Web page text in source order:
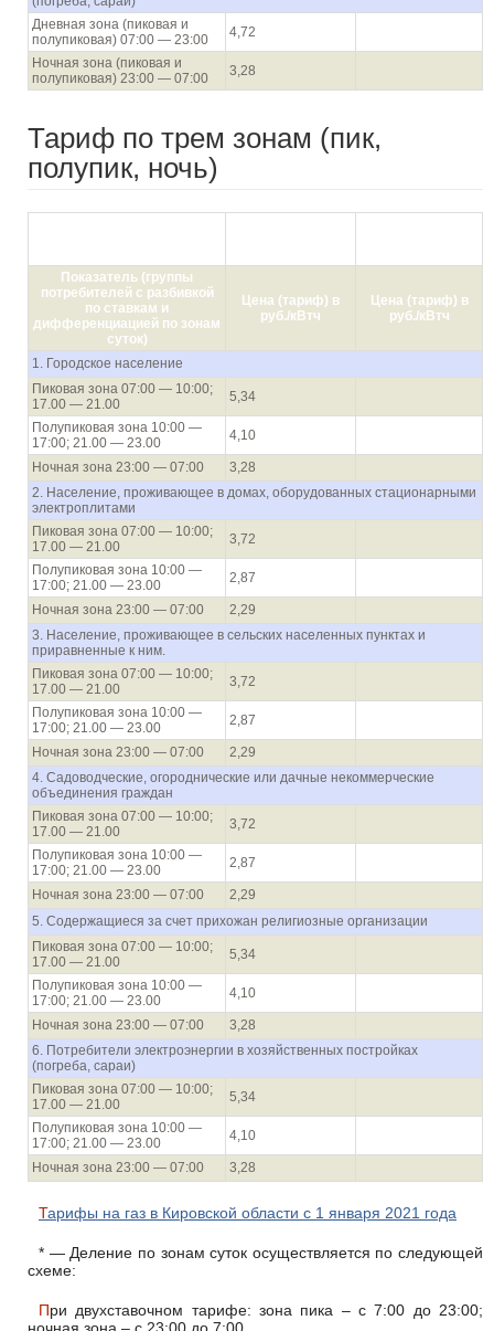
Дневная зона (пиковая и
полупиковая) 07:00 — 23:00
4,72
Ночная зона (пиковая и
полупиковая) 23:00 — 07:00
3,28
Тариф по трем зонам (пик,
полупик, ночь)
Показатель (группы
потребителей с разбивкой
по ставкам и
дифференциацией по зонам
суток)
Цена (тариф) в
руб./кВтч
Цена (тариф) в
руб./кВтч
1. Городское население
Пиковая зона 07:00 — 10:00;
17.00 — 21.00
5,34
Полупиковая зона 10:00 —
17:00; 21.00 — 23.00
4,10
Ночная зона 23:00 — 07:00
3,28
2. Население, проживающее в домах, оборудованных стационарными
электроплитами
Пиковая зона 07:00 — 10:00;
17.00 — 21.00
3,72
Полупиковая зона 10:00 —
17:00; 21.00 — 23.00
2,87
Ночная зона 23:00 — 07:00
2,29
3. Население, проживающее в сельских населенных пунктах и
приравненные к ним.
Пиковая зона 07:00 — 10:00;
17.00 — 21.00
3,72
Полупиковая зона 10:00 —
17:00; 21.00 — 23.00
2,87
Ночная зона 23:00 — 07:00
2,29
4. Садоводческие, огороднические или дачные некоммерческие
объединения граждан
Пиковая зона 07:00 — 10:00;
17.00 — 21.00
3,72
Полупиковая зона 10:00 —
17:00; 21.00 — 23.00
2,87
Ночная зона 23:00 — 07:00
2,29
5. Содержащиеся за счет прихожан религиозные организации
Пиковая зона 07:00 — 10:00;
17.00 — 21.00
5,34
Полупиковая зона 10:00 —
17:00; 21.00 — 23.00
4,10
Ночная зона 23:00 — 07:00
3,28
6. Потребители электроэнергии в хозяйственных постройках
(погреба, сараи)
Пиковая зона 07:00 — 10:00;
17.00 — 21.00
5,34
Полупиковая зона 10:00 —
17:00; 21.00 — 23.00
4,10
Ночная зона 23:00 — 07:00 3,28
Тарифы на газ в Кировской области с 1 января 2021 года
* — Деление по зонам суток осуществляется по следующей
схеме:
При двухставочном тарифе: зона пика – с 7:00 до 23:00;